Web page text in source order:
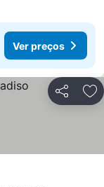
Ver preços
Partilhar